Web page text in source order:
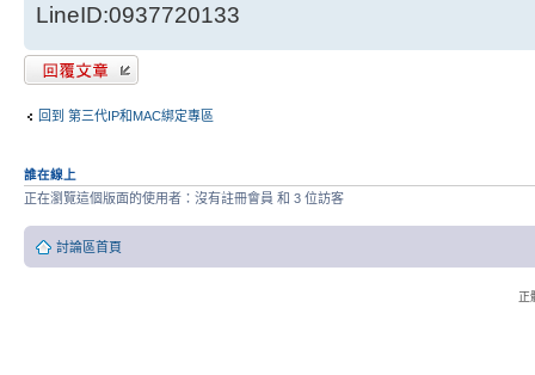
LineID:0937720133
發表回覆
回到 第三代IP和MAC綁定專區
誰在線上
正在瀏覽這個版面的使用者：沒有註冊會員 和 3 位訪客
討論區首頁
正